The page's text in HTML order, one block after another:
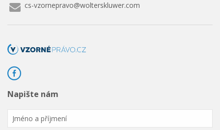
cs-vzornepravo@wolterskluwer.com
Napište nám